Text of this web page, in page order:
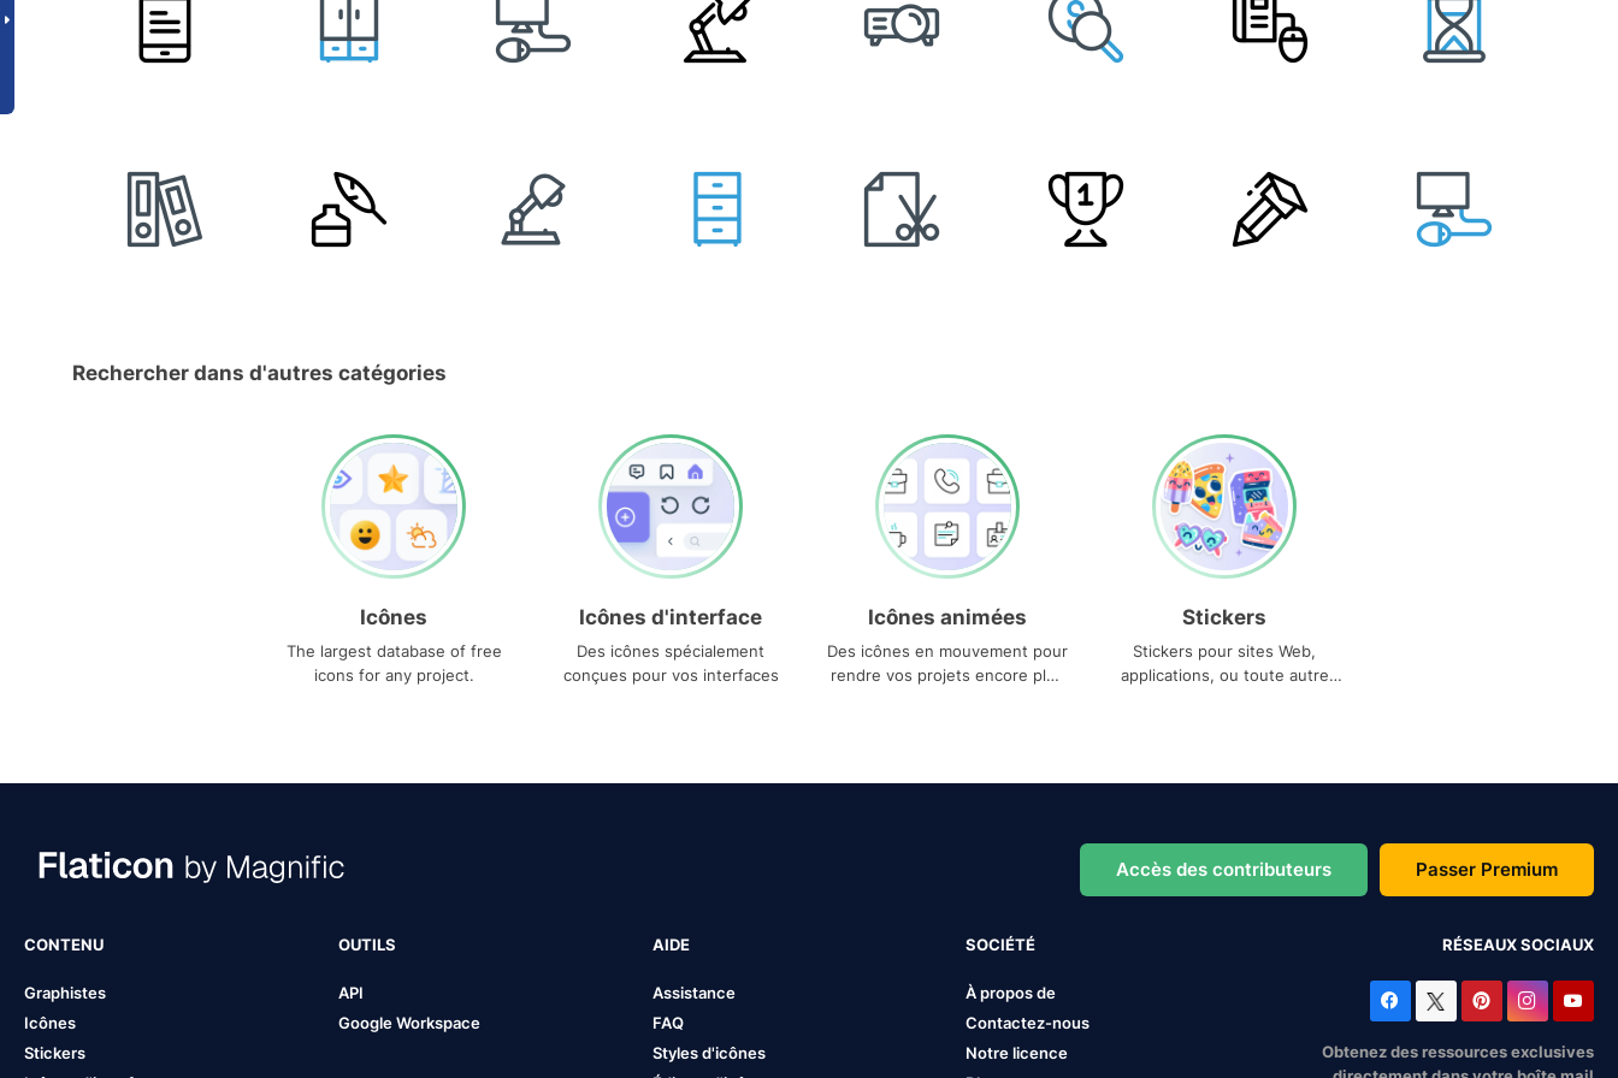
Rechercher dans d'autres catégories
Icônes
The largest database of free
icons for any project.
Icônes d'interface
Des icônes spécialement
conçues pour vos interfaces
Icônes animées
Des icônes en mouvement pour
rendre vos projets encore plus
Stickers
Stickers pour sites Web,
applications, ou toute autre
Accès des contributeurs Passer Premium
CONTENU
Graphistes
Icônes
Stickers
OUTILS
API
Google Workspace
AIDE
Assistance
FAQ
Styles d'icônes
SOCIÉTÉ
À propos de
Contactez-nous
Notre licence
RÉSEAUX SOCIAUX
Obtenez des ressources exclusives